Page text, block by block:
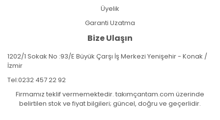
Üyelik
Garanti Uzatma
Bize Ulaşın
1202/1 Sokak No :93/E Büyük Çarşı İş Merkezi Yenişehir - Konak /
İzmir
Tel:0232 457 22 92
Firmamız teklif vermemektedir. takımçantam.com üzerinde
belirtilen stok ve fiyat bilgileri; güncel, doğru ve geçerlidir.